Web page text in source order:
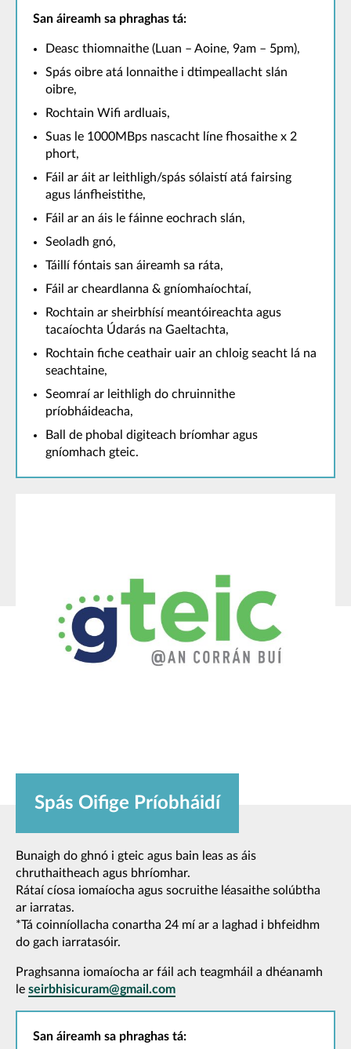
San áireamh sa phraghas tá:
Deasc thiomnaithe (Luan – Aoine, 9am – 5pm),
Spás oibre atá lonnaithe i dtimpeallacht slán
oibre,
Rochtain Wifi ardluais,
Suas le 1000MBps nascacht líne fhosaithe x 2
phort,
Fáil ar áit ar leithligh/spás sólaistí atá fairsing
agus lánfheistithe,
Fáil ar an áis le fáinne eochrach slán,
Seoladh gnó,
Táillí fóntais san áireamh sa ráta,
Fáil ar cheardlanna & gníomhaíochtaí,
Rochtain ar sheirbhísí meantóireachta agus
tacaíochta Údarás na Gaeltachta,
Rochtain fiche ceathair uair an chloig seacht lá na
seachtaine,
Seomraí ar leithligh do chruinnithe
príobháideacha,
Ball de phobal digiteach bríomhar agus
gníomhach gteic.
Spás Oifige Príobháidí
Bunaigh do ghnó i gteic agus bain leas as áis
chruthaitheach agus bhríomhar.
Rátaí cíosa iomaíocha agus socruithe léasaithe solúbtha
ar iarratas.
*Tá coinníollacha conartha 24 mí ar a laghad i bhfeidhm
do gach iarratasóir.
Praghsanna iomaíocha ar fáil ach teagmháil a dhéanamh
le seirbhisicuram@gmail.com
San áireamh sa phraghas tá: